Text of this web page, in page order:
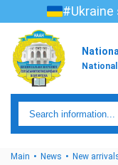
Main News New